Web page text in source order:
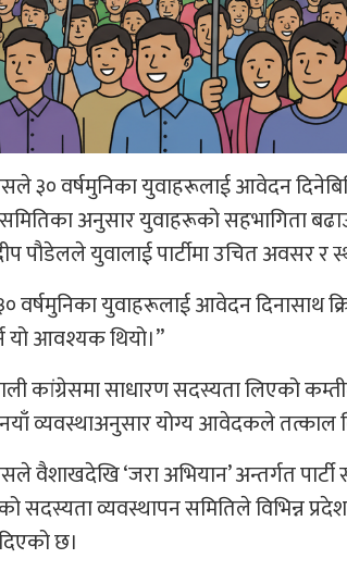
३० वर्षमुनिका युवाहरूलाई आवेदन
अनुसार युवाहरूको सहभागिता
पौडेलले युवालाई पार्टीमा उचित
वर्षमुनिका युवाहरूलाई आवेदन दिनासाथ
यो आवश्यक थियो।”
कांग्रेसमा साधारण सदस्यता लिएको
व्यवस्थाअनुसार योग्य आवेदकले तत्काल
वैशाखदेखि ‘जरा अभियान’ अन्तर्गत
सदस्यता व्यवस्थापन समितिले विभिन्न
छ।